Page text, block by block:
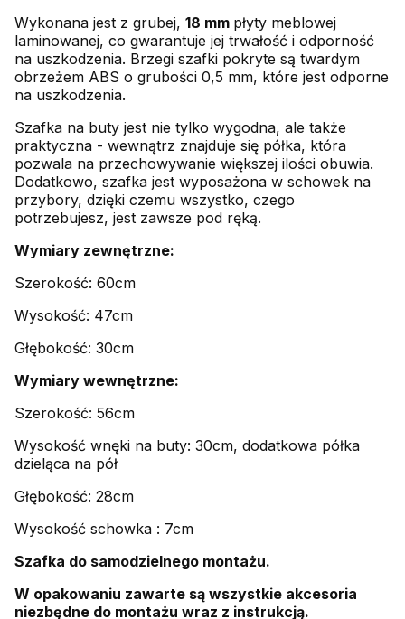
Wykonana jest z grubej, 18 mm płyty meblowej
laminowanej, co gwarantuje jej trwałość i odporność
na uszkodzenia. Brzegi szafki pokryte są twardym
obrzeżem ABS o grubości 0,5 mm, które jest odporne
na uszkodzenia.
Szafka na buty jest nie tylko wygodna, ale także
praktyczna - wewnątrz znajduje się półka, która
pozwala na przechowywanie większej ilości obuwia.
Dodatkowo, szafka jest wyposażona w schowek na
przybory, dzięki czemu wszystko, czego
potrzebujesz, jest zawsze pod ręką.
Wymiary zewnętrzne:
Szerokość: 60cm
Wysokość: 47cm
Głębokość: 30cm
Wymiary wewnętrzne:
Szerokość: 56cm
Wysokość wnęki na buty: 30cm, dodatkowa półka
dzieląca na pół
Głębokość: 28cm
Wysokość schowka : 7cm
Szafka do samodzielnego montażu.
W opakowaniu zawarte są wszystkie akcesoria
niezbędne do montażu wraz z instrukcją.